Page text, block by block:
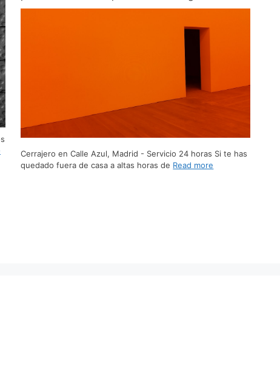
Cerrajero en Calle Azul, Madrid - Servicio 24 horas Si te has
quedado fuera de casa a altas horas de Read more